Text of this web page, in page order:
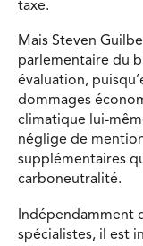
taxe.
Mais Steven
parlementaire du
évaluation,
dommages
climatique lui-
néglige de
supplémentaires
carboneutralité.
Indépendamment
spécialistes, il est